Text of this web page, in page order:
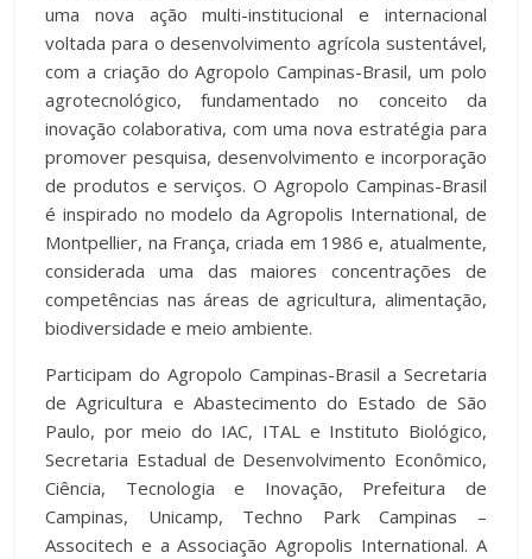
uma nova ação multi-institucional e internacional
voltada para o desenvolvimento agrícola sustentável,
com a criação do Agropolo Campinas-Brasil, um polo
agrotecnológico, fundamentado no conceito da
inovação colaborativa, com uma nova estratégia para
promover pesquisa, desenvolvimento e incorporação
de produtos e serviços. O Agropolo Campinas-Brasil
é inspirado no modelo da Agropolis International, de
Montpellier, na França, criada em 1986 e, atualmente,
considerada uma das maiores concentrações de
competências nas áreas de agricultura, alimentação,
biodiversidade e meio ambiente.
Participam do Agropolo Campinas-Brasil a Secretaria
de Agricultura e Abastecimento do Estado de São
Paulo, por meio do IAC, ITAL e Instituto Biológico,
Secretaria Estadual de Desenvolvimento Econômico,
Ciência, Tecnologia e Inovação, Prefeitura de
Campinas, Unicamp, Techno Park Campinas –
Associtech e a Associação Agropolis International. A